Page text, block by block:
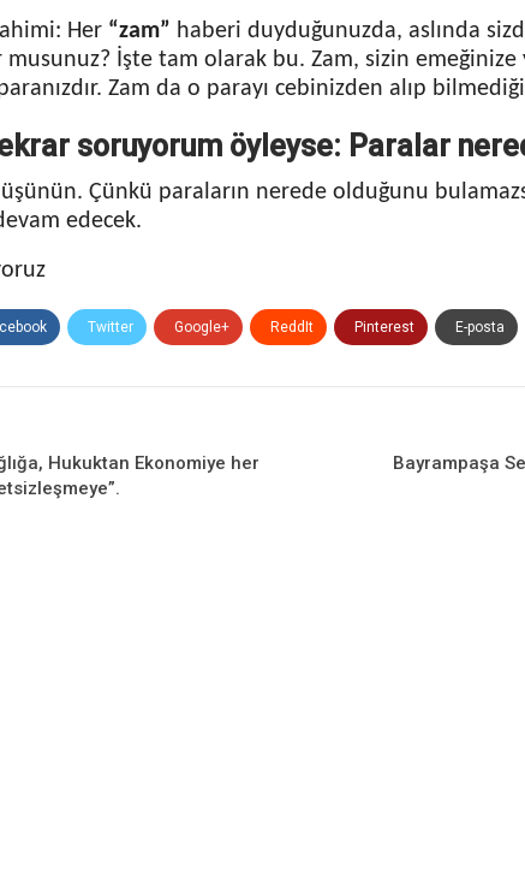
Her “zam” haberi duyduğunuzda, aslında
İşte tam olarak bu. Zam, sizin emeğinize
Zam da o parayı cebinizden alıp
soruyorum öyleyse: Paralar
Çünkü paraların nerede olduğunu
edecek.
Twitter Google+ ReddIt Pinterest E-posta
Hukuktan Ekonomiye her
Bayrampaşa